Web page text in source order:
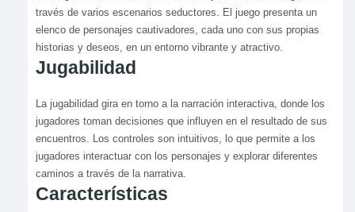
través de varios escenarios seductores. El juego presenta un
elenco de personajes cautivadores, cada uno con sus propias
historias y deseos, en un entorno vibrante y atractivo.
Jugabilidad
La jugabilidad gira en torno a la narración interactiva, donde los
jugadores toman decisiones que influyen en el resultado de sus
encuentros. Los controles son intuitivos, lo que permite a los
jugadores interactuar con los personajes y explorar diferentes
caminos a través de la narrativa.
Características